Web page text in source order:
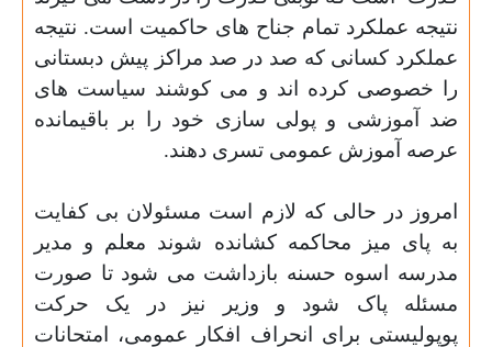
نتیجه عملکرد تمام جناح های حاکمیت است. نتیجه
عملکرد کسانی که صد در صد مراکز پیش دبستانی
را خصوصی کرده اند و می کوشند سیاست های
ضد آموزشی و پولی سازی خود را بر باقیمانده
عرصه آموزش عمومی تسری دهند.
امروز در حالی که لازم است مسئولان بی کفایت
به پای میز محاکمه کشانده شوند معلم و مدیر
مدرسه اسوه حسنه بازداشت می شود تا صورت
مسئله پاک شود و وزیر نیز در یک حرکت
پوپولیستی برای انحراف افکار عمومی، امتحانات